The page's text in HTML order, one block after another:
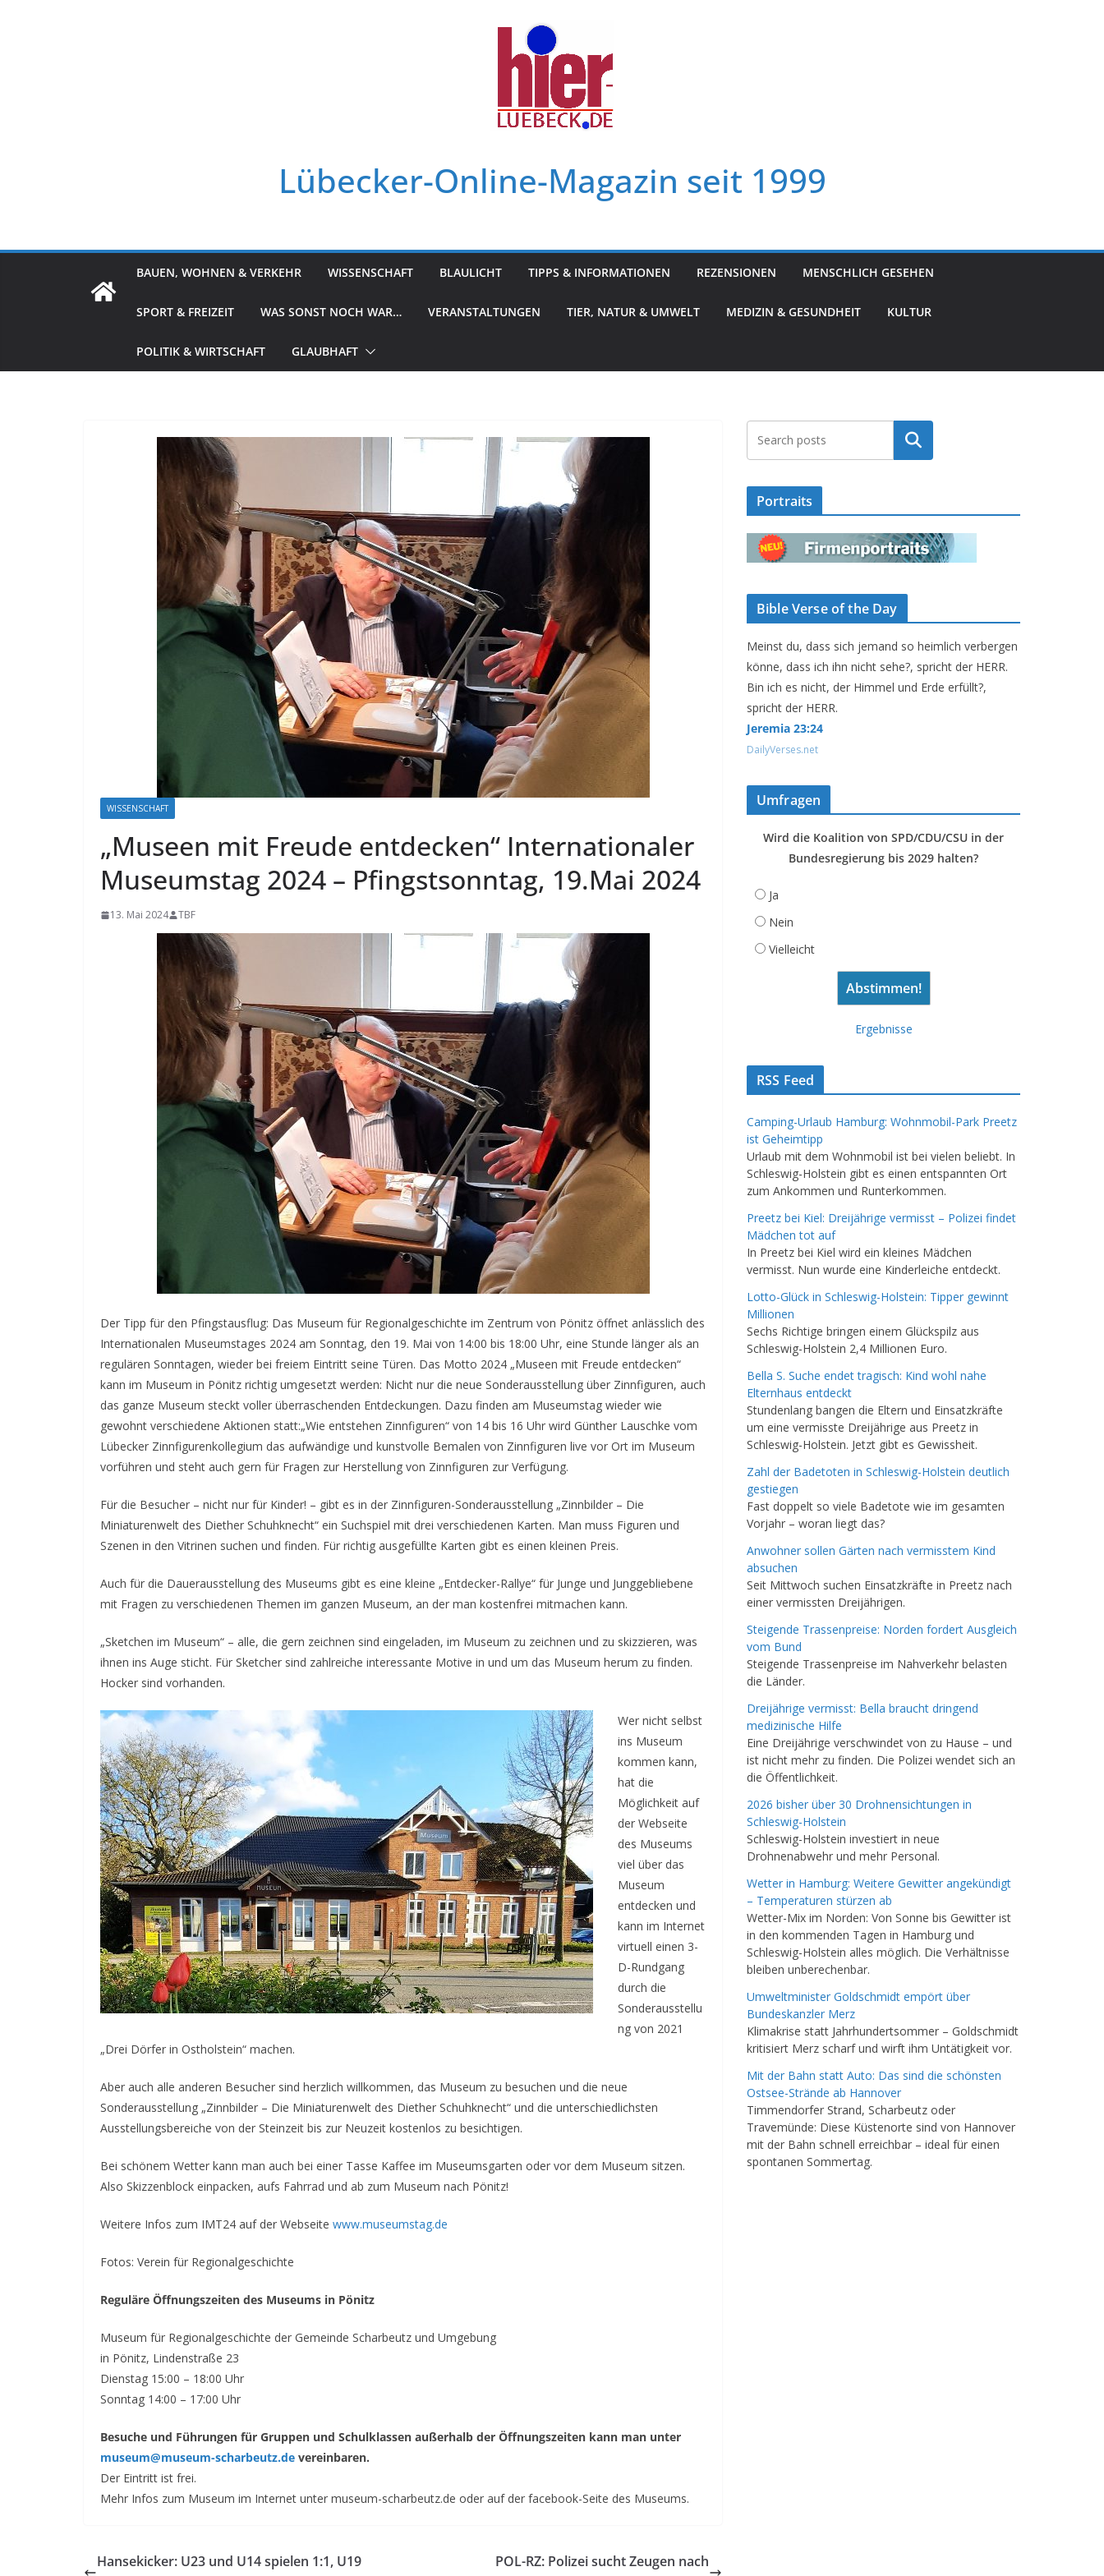
Lübecker-Online-Magazin seit 1999
BAUEN, WOHNEN & VERKEHR WISSENSCHAFT BLAULICHT TIPPS & INFORMATIONEN REZENSIONEN MENSCHLICH GESEHEN
SPORT & FREIZEIT WAS SONST NOCH WAR… VERANSTALTUNGEN TIER, NATUR & UMWELT MEDIZIN & GESUNDHEIT KULTUR
POLITIK & WIRTSCHAFT GLAUBHAFT
WISSENSCHAFT
„Museen mit Freude entdecken“ Internationaler
Museumstag 2024 – Pfingstsonntag, 19.Mai 2024
13. Mai 2024 TBF
Der Tipp für den Pfingstausflug: Das Museum für Regionalgeschichte im Zentrum von Pönitz öffnet anlässlich des
Internationalen Museumstages 2024 am Sonntag, den 19. Mai von 14:00 bis 18:00 Uhr, eine Stunde länger als an
regulären Sonntagen, wieder bei freiem Eintritt seine Türen. Das Motto 2024 „Museen mit Freude entdecken“
kann im Museum in Pönitz richtig umgesetzt werden: Nicht nur die neue Sonderausstellung über Zinnfiguren, auch
das ganze Museum steckt voller überraschenden Entdeckungen. Dazu finden am Museumstag wieder wie
gewohnt verschiedene Aktionen statt:„Wie entstehen Zinnfiguren“ von 14 bis 16 Uhr wird Günther Lauschke vom
Lübecker Zinnfigurenkollegium das aufwändige und kunstvolle Bemalen von Zinnfiguren live vor Ort im Museum
vorführen und steht auch gern für Fragen zur Herstellung von Zinnfiguren zur Verfügung.
Für die Besucher – nicht nur für Kinder! – gibt es in der Zinnfiguren-Sonderausstellung „Zinnbilder – Die
Miniaturenwelt des Diether Schuhknecht“ ein Suchspiel mit drei verschiedenen Karten. Man muss Figuren und
Szenen in den Vitrinen suchen und finden. Für richtig ausgefüllte Karten gibt es einen kleinen Preis.
Auch für die Dauerausstellung des Museums gibt es eine kleine „Entdecker-Rallye“ für Junge und Junggebliebene
mit Fragen zu verschiedenen Themen im ganzen Museum, an der man kostenfrei mitmachen kann.
„Sketchen im Museum“ – alle, die gern zeichnen sind eingeladen, im Museum zu zeichnen und zu skizzieren, was
ihnen ins Auge sticht. Für Sketcher sind zahlreiche interessante Motive in und um das Museum herum zu finden.
Hocker sind vorhanden.
Wer nicht selbst
ins Museum
kommen kann,
hat die
Möglichkeit auf
der Webseite
des Museums
viel über das
Museum
entdecken und
kann im Internet
virtuell einen 3-
D-Rundgang
durch die
Sonderausstellu
ng von 2021
„Drei Dörfer in Ostholstein“ machen.
Aber auch alle anderen Besucher sind herzlich willkommen, das Museum zu besuchen und die neue
Sonderausstellung „Zinnbilder – Die Miniaturenwelt des Diether Schuhknecht“ und die unterschiedlichsten
Ausstellungsbereiche von der Steinzeit bis zur Neuzeit kostenlos zu besichtigen.
Bei schönem Wetter kann man auch bei einer Tasse Kaffee im Museumsgarten oder vor dem Museum sitzen.
Also Skizzenblock einpacken, aufs Fahrrad und ab zum Museum nach Pönitz!
Weitere Infos zum IMT24 auf der Webseite www.museumstag.de
Fotos: Verein für Regionalgeschichte
Reguläre Öffnungszeiten des Museums in Pönitz
Museum für Regionalgeschichte der Gemeinde Scharbeutz und Umgebung
in Pönitz, Lindenstraße 23
Dienstag 15:00 – 18:00 Uhr
Sonntag 14:00 – 17:00 Uhr
Besuche und Führungen für Gruppen und Schulklassen außerhalb der Öffnungszeiten kann man unter
museum@museum-scharbeutz.de vereinbaren.
Der Eintritt ist frei.
Mehr Infos zum Museum im Internet unter museum-scharbeutz.de oder auf der facebook-Seite des Museums.
Hansekicker: U23 und U14 spielen 1:1, U19
POL-RZ: Polizei sucht Zeugen nach
Suchen
Portraits
Bible Verse of the Day
Meinst du, dass sich jemand so heimlich verbergen
könne, dass ich ihn nicht sehe?, spricht der HERR.
Bin ich es nicht, der Himmel und Erde erfüllt?,
spricht der HERR.
Jeremia 23:24
DailyVerses.net
Umfragen
Wird die Koalition von SPD/CDU/CSU in der
Bundesregierung bis 2029 halten?
Ja
Nein
Vielleicht
Ergebnisse
RSS Feed
Camping-Urlaub Hamburg: Wohnmobil-Park Preetz
ist Geheimtipp
Urlaub mit dem Wohnmobil ist bei vielen beliebt. In
Schleswig-Holstein gibt es einen entspannten Ort
zum Ankommen und Runterkommen.
Preetz bei Kiel: Dreijährige vermisst – Polizei findet
Mädchen tot auf
In Preetz bei Kiel wird ein kleines Mädchen
vermisst. Nun wurde eine Kinderleiche entdeckt.
Lotto-Glück in Schleswig-Holstein: Tipper gewinnt
Millionen
Sechs Richtige bringen einem Glückspilz aus
Schleswig-Holstein 2,4 Millionen Euro.
Bella S. Suche endet tragisch: Kind wohl nahe
Elternhaus entdeckt
Stundenlang bangen die Eltern und Einsatzkräfte
um eine vermisste Dreijährige aus Preetz in
Schleswig-Holstein. Jetzt gibt es Gewissheit.
Zahl der Badetoten in Schleswig-Holstein deutlich
gestiegen
Fast doppelt so viele Badetote wie im gesamten
Vorjahr – woran liegt das?
Anwohner sollen Gärten nach vermisstem Kind
absuchen
Seit Mittwoch suchen Einsatzkräfte in Preetz nach
einer vermissten Dreijährigen.
Steigende Trassenpreise: Norden fordert Ausgleich
vom Bund
Steigende Trassenpreise im Nahverkehr belasten
die Länder.
Dreijährige vermisst: Bella braucht dringend
medizinische Hilfe
Eine Dreijährige verschwindet von zu Hause – und
ist nicht mehr zu finden. Die Polizei wendet sich an
die Öffentlichkeit.
2026 bisher über 30 Drohnensichtungen in
Schleswig-Holstein
Schleswig-Holstein investiert in neue
Drohnenabwehr und mehr Personal.
Wetter in Hamburg: Weitere Gewitter angekündigt
– Temperaturen stürzen ab
Wetter-Mix im Norden: Von Sonne bis Gewitter ist
in den kommenden Tagen in Hamburg und
Schleswig-Holstein alles möglich. Die Verhältnisse
bleiben unberechenbar.
Umweltminister Goldschmidt empört über
Bundeskanzler Merz
Klimakrise statt Jahrhundertsommer – Goldschmidt
kritisiert Merz scharf und wirft ihm Untätigkeit vor.
Mit der Bahn statt Auto: Das sind die schönsten
Ostsee-Strände ab Hannover
Timmendorfer Strand, Scharbeutz oder
Travemünde: Diese Küstenorte sind von Hannover
mit der Bahn schnell erreichbar – ideal für einen
spontanen Sommertag.